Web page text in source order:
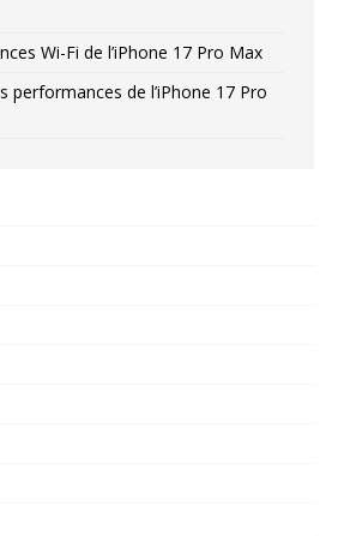
Wi-Fi de l’iPhone 17 Pro Max
performances de l’iPhone 17 Pro